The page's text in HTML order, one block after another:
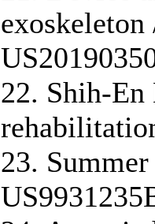
22. Shih-
23.